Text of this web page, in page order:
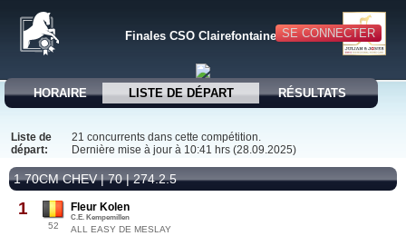
SE CONNECTER
Finales CSO Clairefontaine
HORAIRE LISTE DE DÉPART RÉSULTATS
Liste de
départ:
21 concurrents dans cette compétition.
Dernière mise à jour à 10:41 hrs (28.09.2025)
1 70CM CHEV | 70 | 274.2.5
1
52
Fleur Kolen
C.E. Kempemillen
ALL EASY DE MESLAY